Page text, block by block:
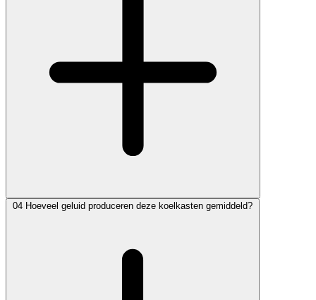
04 Hoeveel geluid produceren deze koelkasten gemiddeld?